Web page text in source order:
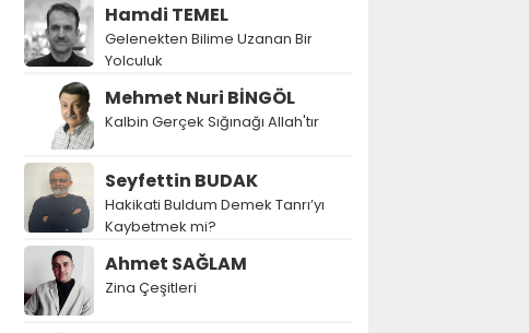
Hamdi TEMEL
Gelenekten Bilime Uzanan Bir
Yolculuk
Mehmet Nuri BİNGÖL
Kalbin Gerçek Sığınağı Allah'tır
Seyfettin BUDAK
Hakikati Buldum Demek Tanrı’yı
Kaybetmek mi?
Ahmet SAĞLAM
Zina Çeşitleri